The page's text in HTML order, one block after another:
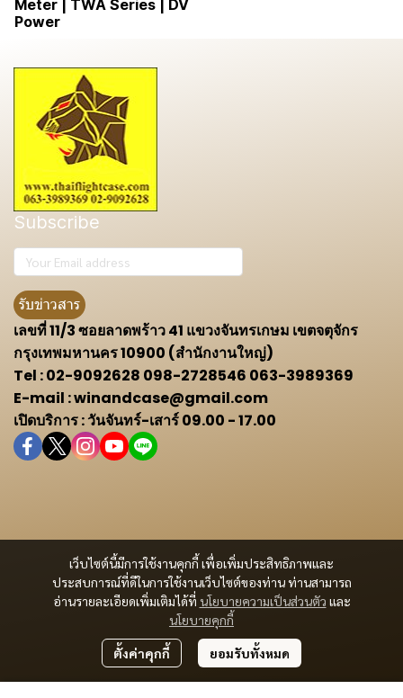
Meter | TWA Series | DV
Power
เว็บไซต์นี้มีการใช้งานคุกกี้ เพื่อเพิ่มประสิทธิภาพและ
ประสบการณ์ที่ดีในการใช้งานเว็บไซต์ของท่าน ท่านสามารถ
อ่านรายละเอียดเพิ่มเติมได้ที่ นโยบายความเป็นส่วนตัว และ
นโยบายคุกกี้
ตั้งค่าคุกกี้ ยอมรับทั้งหมด
Subscribe
รับข่าวสาร
เลขที่ 11/3 ซอยลาดพร้าว 41 แขวงจันทรเกษม เขตจตุจักร
กรุงเทพมหานคร 10900 (สำนักงานใหญ่)
Tel : 02-9092628 098-2728546 063-3989369
E-mail : winandcase@gmail.com
เปิดบริการ : วันจันทร์-เสาร์ 09.00 - 17.00